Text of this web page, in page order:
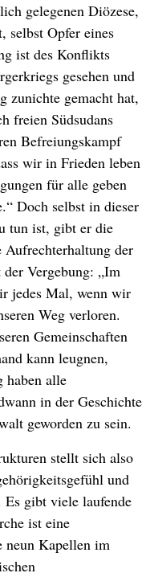
gelegenen Diözese,
selbst Opfer eines
ist des Konflikts
gesehen und
zunichte gemacht hat,
freien Südsudans
Befreiungskampf
wir in Frieden leben
für alle geben
Doch selbst in dieser
tun ist, gibt er die
Aufrechterhaltung der
Vergebung: „Im
jedes Mal, wenn wir
Weg verloren.
Gemeinschaften
kann leugnen,
haben alle
in der Geschichte
geworden zu sein.
stellt sich also
und
Es gibt viele laufende
ist eine
neun Kapellen im